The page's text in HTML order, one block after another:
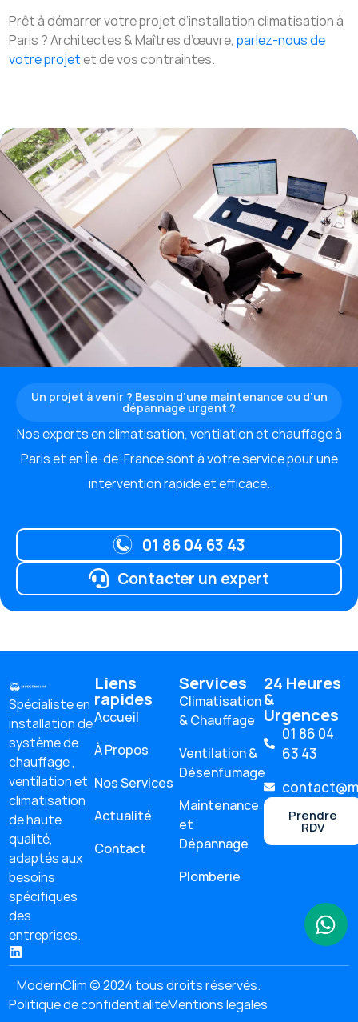
Prêt à démarrer votre projet d’installation climatisation à
Paris ? Architectes & Maîtres d’œuvre,parlez-nous de
votre projetet de vos contraintes.
Un projet à venir ? Besoin d’une maintenance ou d’un
dépannage urgent ?
Nos experts en climatisation, ventilation et chauffage à
Paris et en Île-de-France sont à votre service pour une
intervention rapide et efficace.
01 86 04 63 43
Contacter un expert
Spécialiste en
installation de
système de
chauffage ,
ventilation et
climatisation
de haute
qualité,
adaptés aux
besoins
spécifiques
des
entreprises.
Liens
rapides
Accueil
À Propos
Nos Services
Actualité
Contact
Services
Climatisation
& Chauffage
Ventilation &
Désenfumage
Maintenance
et
Dépannage
Plomberie
24 Heures
&
Urgences
01 86 04
63 43
Prendre
RDV
ModernClim © 2024 tous droits réservés.
Politique de confidentialitéMentions legales